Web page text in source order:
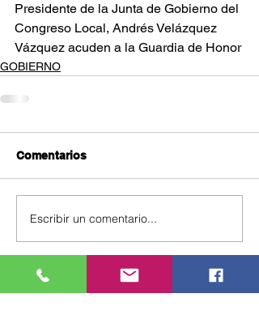
Presidente de la Junta de Gobierno del
Congreso Local, Andrés Velázquez
Vázquez acuden a la Guardia de Honor
GOBIERNO
Comentarios
Escribir un comentario...